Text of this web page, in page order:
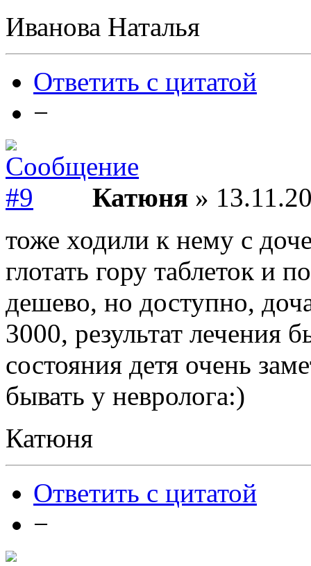
Иванова Наталья
Ответить с цитатой
−
Катюня »
тоже ходили к нему с
глотать гору таблеток и
дешево, но доступно,
3000, результат лечения
состояния детя очень
бывать у невролога:)
Катюня
Ответить с цитатой
−